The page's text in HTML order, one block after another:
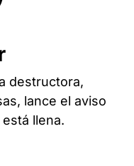
destructora,
lance el aviso
llena.